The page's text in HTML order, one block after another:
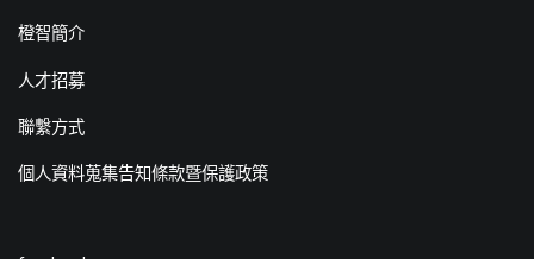
橙智簡介
人才招募
聯繫方式
個人資料蒐集告知條款暨保護政策